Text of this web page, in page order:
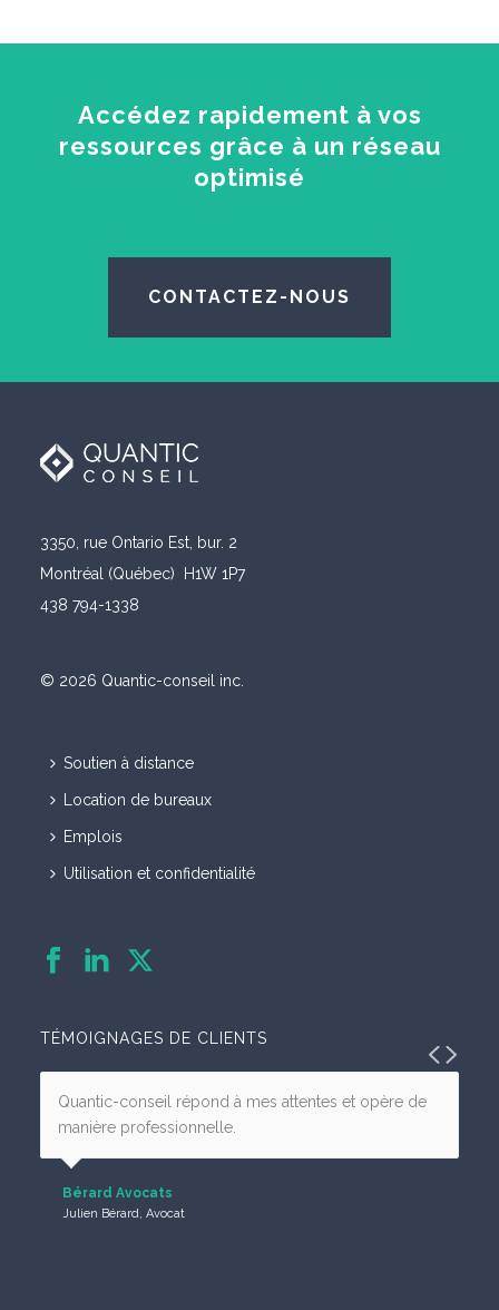
Accédez rapidement à vos
ressources grâce à un réseau
optimisé
CONTACTEZ-NOUS
3350, rue Ontario Est, bur. 2
Montréal (Québec) H1W 1P7
438 794-1338
© 2026 Quantic-conseil inc.
Soutien à distance
Location de bureaux
Emplois
Utilisation et confidentialité
TÉMOIGNAGES DE CLIENTS
Quantic-conseil répond à mes attentes et opère de
manière professionnelle.
Bérard Avocats
Julien Bérard, Avocat